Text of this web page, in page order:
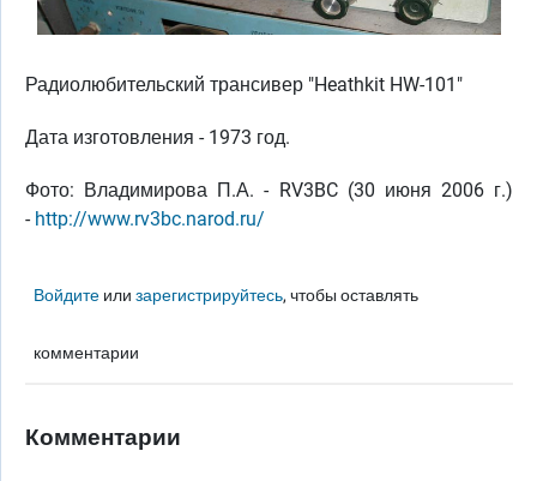
Радиолюбительский трансивер "Heathkit HW-101"
Дата изготовления - 1973 год.
Фото: Владимирова П.А. - RV3BC (30 июня 2006 г.)
- http://www.rv3bc.narod.ru/
Войдите илизарегистрируйтесь, чтобы оставлять
комментарии
Комментарии